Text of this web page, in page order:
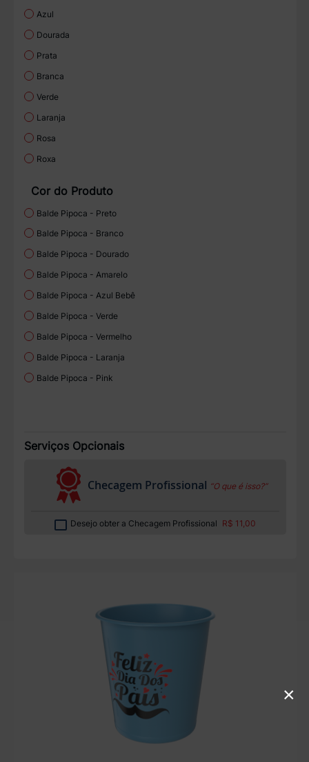
Azul
Dourada
Prata
Branca
Verde
Laranja
Rosa
Roxa
Cor do Produto
Balde Pipoca - Preto
Balde Pipoca - Branco
Balde Pipoca - Dourado
Balde Pipoca - Amarelo
Balde Pipoca - Azul Bebê
Balde Pipoca - Verde
Balde Pipoca - Vermelho
Balde Pipoca - Laranja
Balde Pipoca - Pink
Serviços Opcionais
Checagem Profissional “O que é isso?”
Desejo obter a Checagem Profissional R$ 11,00
×